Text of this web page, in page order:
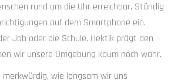
rund um die Uhr erreichbar. Ständig
auf dem Smartphone ein.
Job oder die Schule. Hektik prägt den
wir unsere Umgebung kaum noch wahr.
merkwürdig, wie langsam wir uns